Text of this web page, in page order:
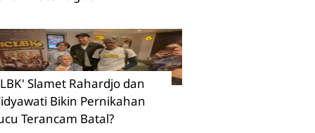
Slamet Rahardjo dan
Bikin Pernikahan
Terancam Batal?